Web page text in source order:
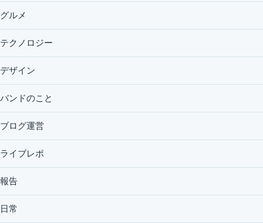
グルメ
テクノロジー
デザイン
バンドのこと
ブログ運営
ライブレポ
報告
日常